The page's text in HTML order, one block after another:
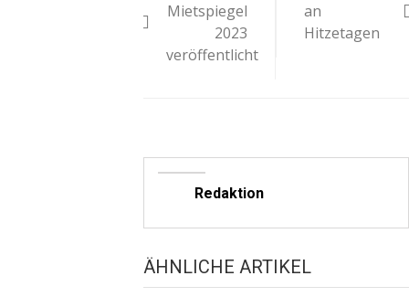
Mietspiegel
2023
veröffentlicht
an
Hitzetagen
Redaktion
ÄHNLICHE ARTIKEL